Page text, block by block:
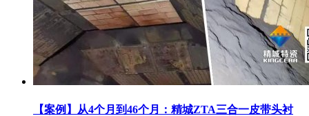
【案例】从4个月到46个月：精城ZTA三合一皮带头衬